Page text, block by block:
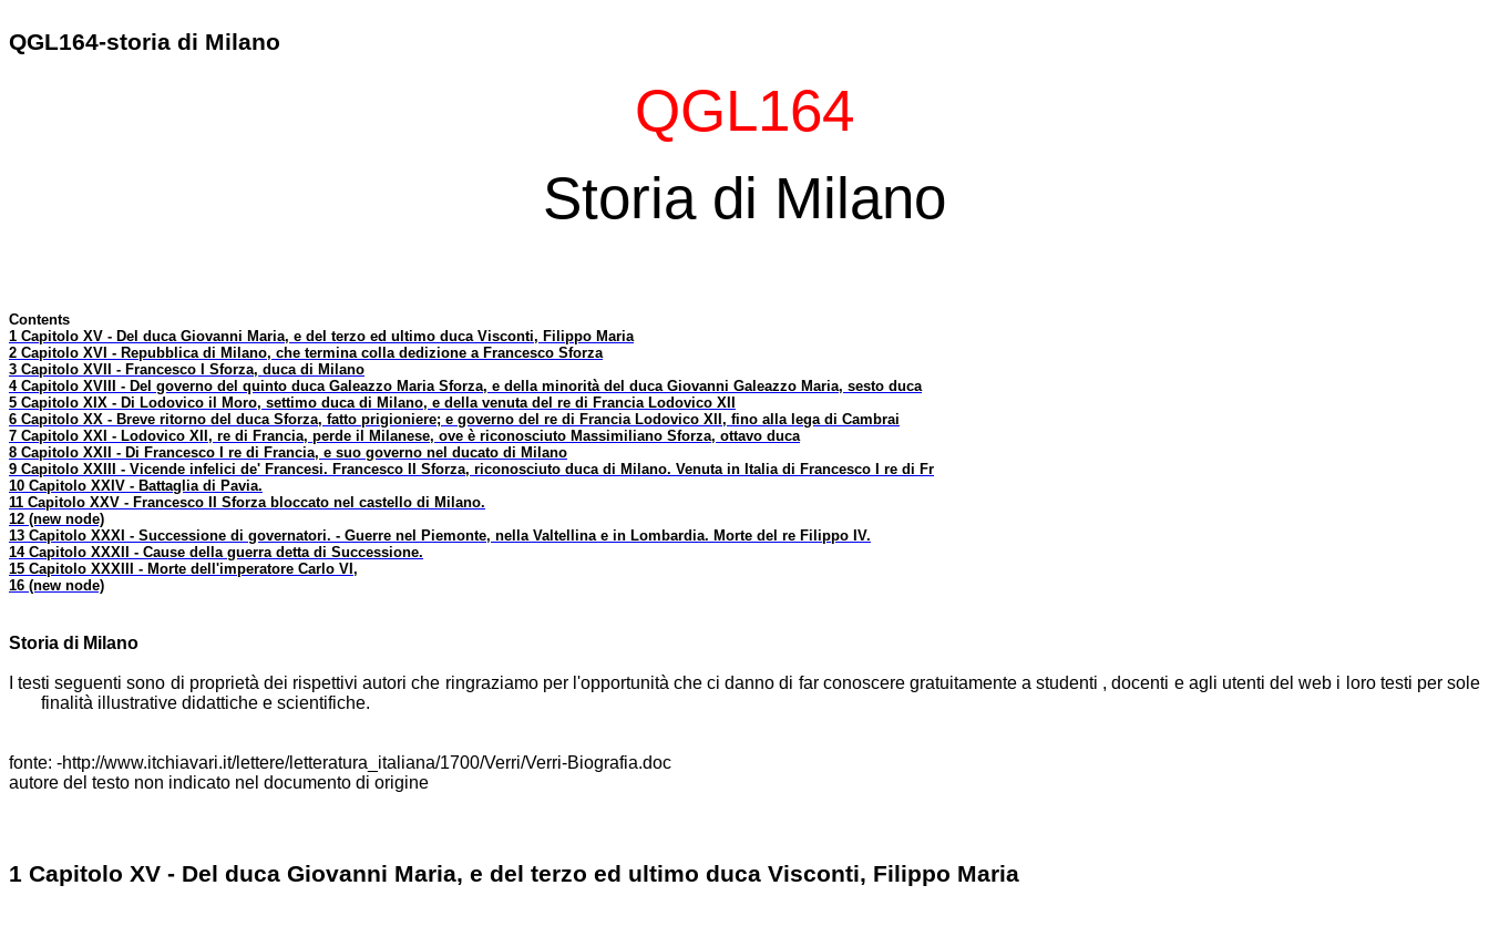
QGL164-storia di Milano
QGL164
Storia di Milano
Contents
1 Capitolo XV - Del duca Giovanni Maria, e del terzo ed ultimo duca Visconti, Filippo Maria
2 Capitolo XVI - Repubblica di Milano, che termina colla dedizione a Francesco Sforza
3 Capitolo XVII - Francesco I Sforza, duca di Milano
4 Capitolo XVIII - Del governo del quinto duca Galeazzo Maria Sforza, e della minorità del duca Giovanni Galeazzo Maria, sesto duca
5 Capitolo XIX - Di Lodovico il Moro, settimo duca di Milano, e della venuta del re di Francia Lodovico XII
6 Capitolo XX - Breve ritorno del duca Sforza, fatto prigioniere; e governo del re di Francia Lodovico XII, fino alla lega di Cambrai
7 Capitolo XXI - Lodovico XII, re di Francia, perde il Milanese, ove è riconosciuto Massimiliano Sforza, ottavo duca
8 Capitolo XXII - Di Francesco I re di Francia, e suo governo nel ducato di Milano
9 Capitolo XXIII - Vicende infelici de' Francesi. Francesco II Sforza, riconosciuto duca di Milano. Venuta in Italia di Francesco I re di Fr
10 Capitolo XXIV - Battaglia di Pavia.
11 Capitolo XXV - Francesco II Sforza bloccato nel castello di Milano.
12 (new node)
13 Capitolo XXXI - Successione di governatori. - Guerre nel Piemonte, nella Valtellina e in Lombardia. Morte del re Filippo IV.
14 Capitolo XXXII - Cause della guerra detta di Successione.
15 Capitolo XXXIII - Morte dell'imperatore Carlo VI,
16 (new node)
Storia di Milano
I testi seguenti sono di proprietà dei rispettivi autori che ringraziamo per l'opportunità che ci danno di far conoscere gratuitamente a studenti , docenti e agli utenti del web i loro testi per sole
finalità illustrative didattiche e scientifiche.
fonte: -http://www.itchiavari.it/lettere/letteratura_italiana/1700/Verri/Verri-Biografia.doc
autore del testo non indicato nel documento di origine
1 Capitolo XV - Del duca Giovanni Maria, e del terzo ed ultimo duca Visconti, Filippo Maria